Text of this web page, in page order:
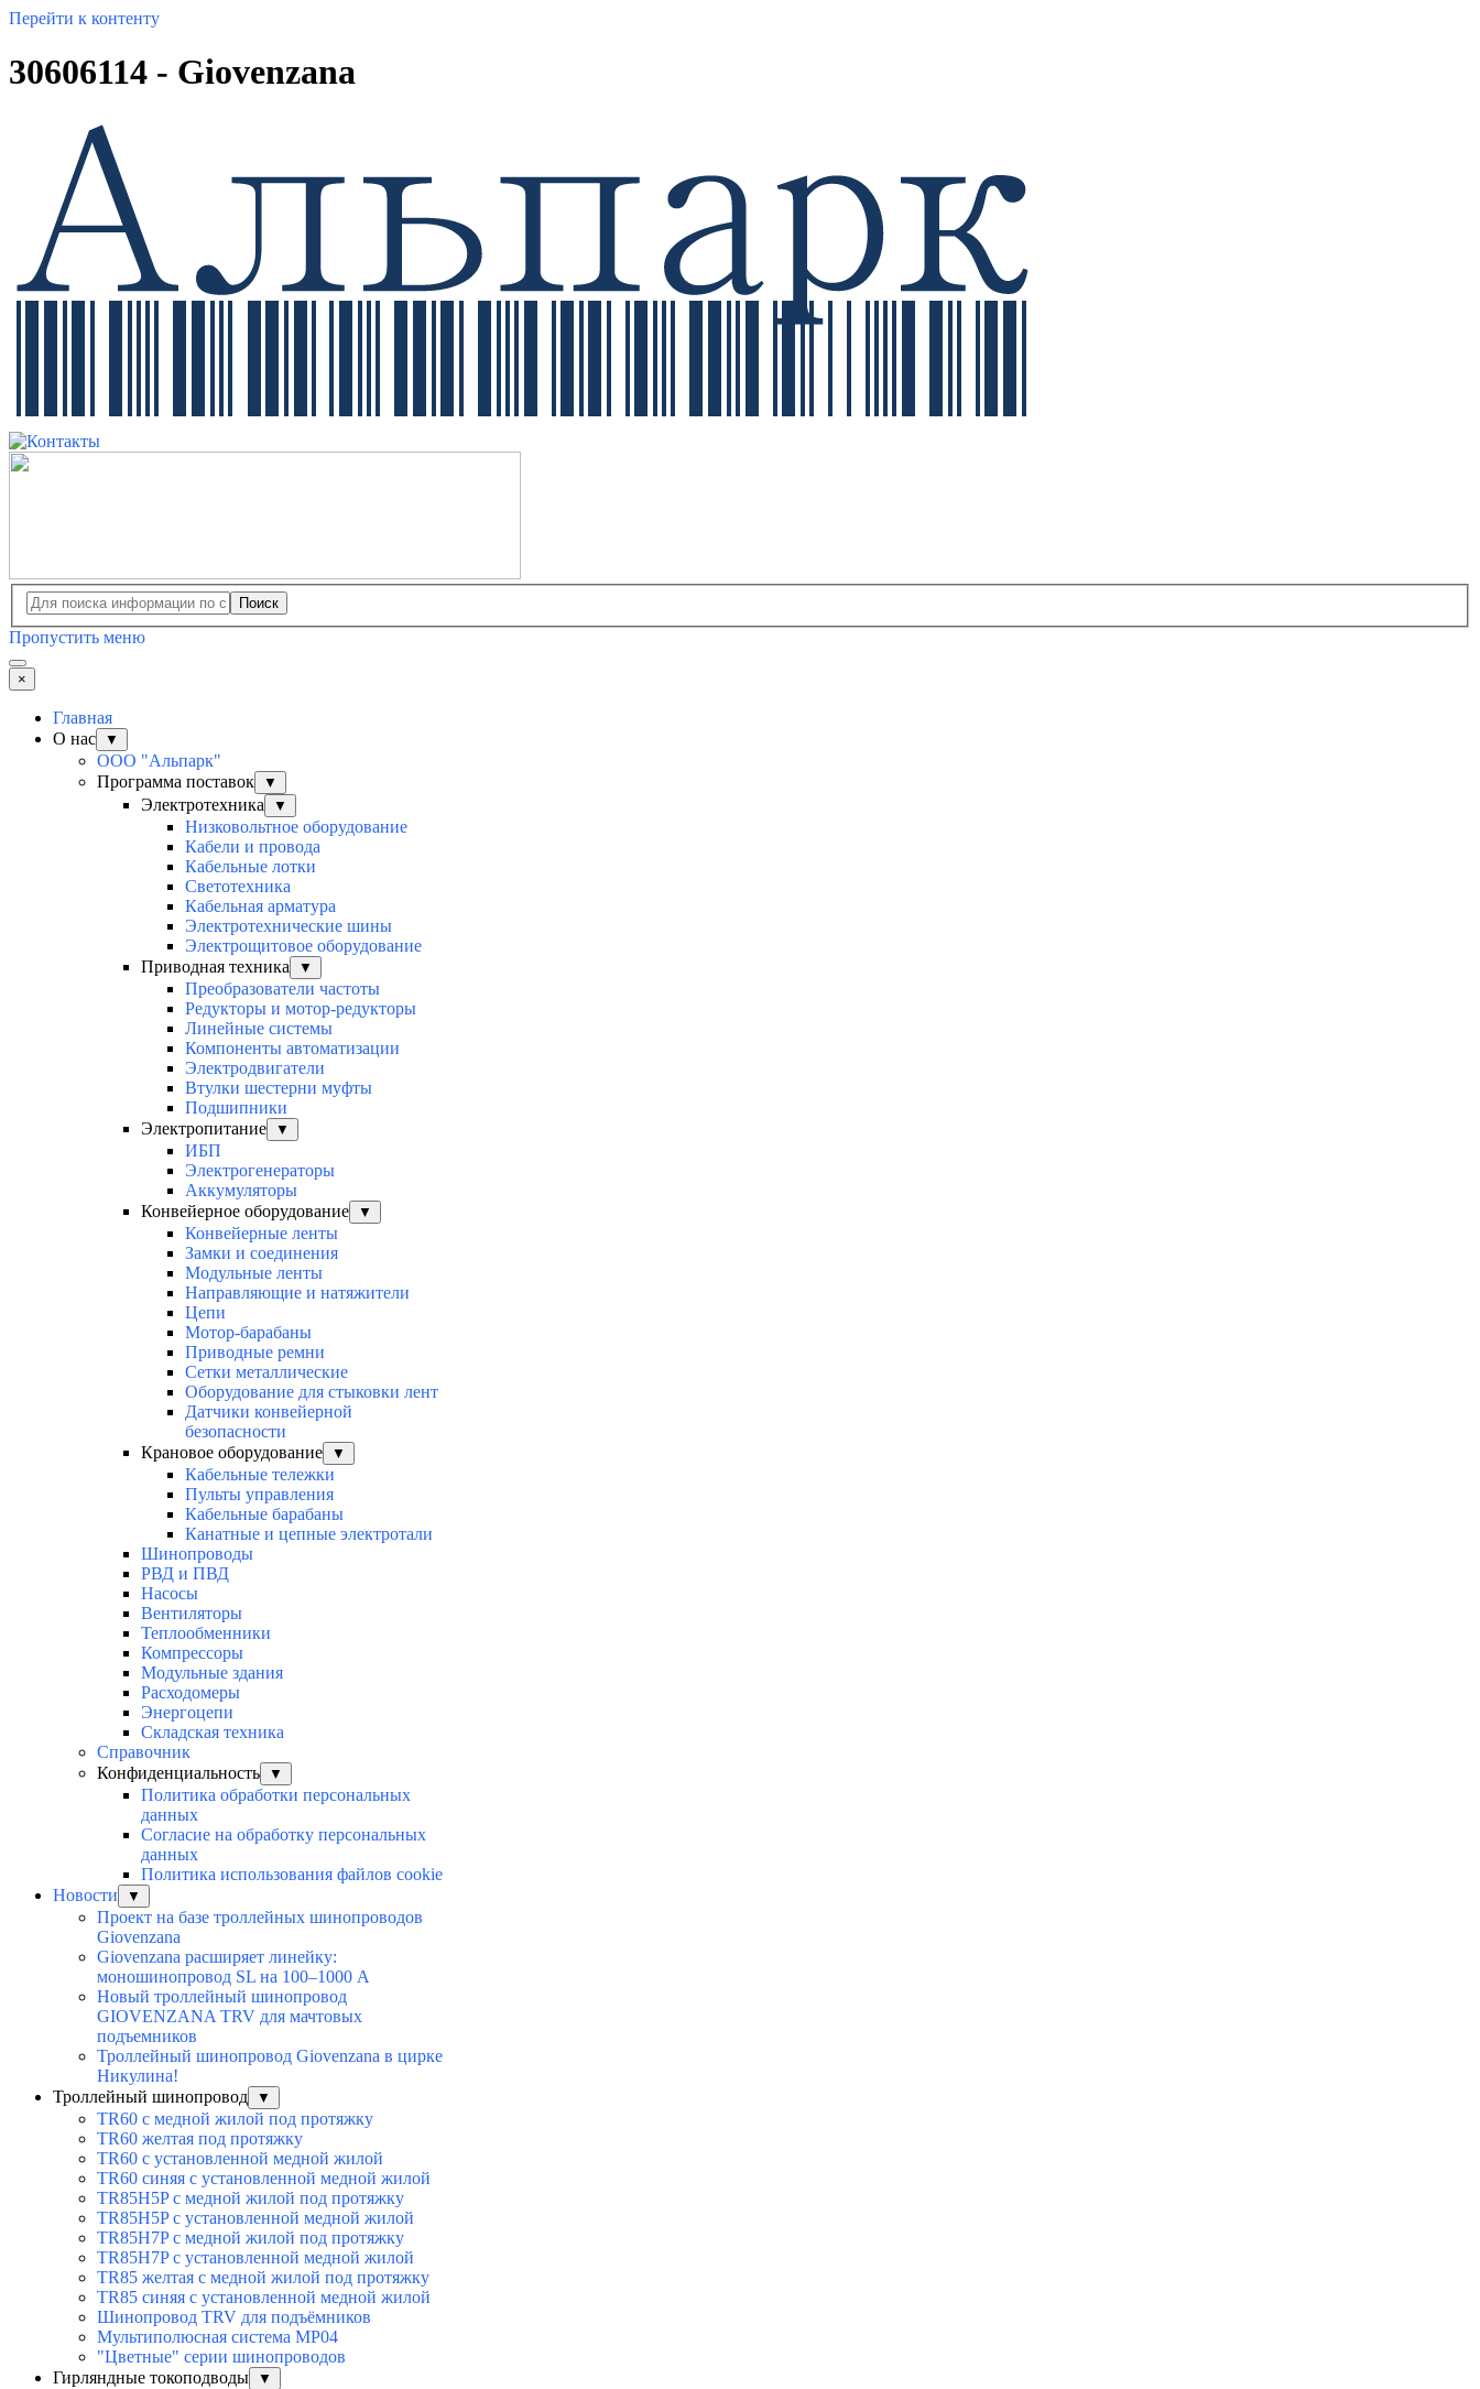
Перейти к контенту
30606114 - Giovenzana
Поиск
Пропустить меню
×
Главная
О нас
▼
ООО "Альпарк"
Программа поставок
▼
Электротехника ▼
Низковольтное оборудование
Кабели и провода
Кабельные лотки
Светотехника
Кабельная арматура
Электротехнические шины
Электрощитовое оборудование
Приводная техника
▼
Преобразователи частоты
Редукторы и мотор-редукторы
Линейные системы
Компоненты автоматизации
Электродвигатели
Втулки шестерни муфты
Подшипники
Электропитание
▼
ИБП
Электрогенераторы
Аккумуляторы
Конвейерное оборудование
▼
Конвейерные ленты
Замки и соединения
Модульные ленты
Направляющие и натяжители
Цепи
Мотор-барабаны
Приводные ремни
Сетки металлические
Оборудование для стыковки лент
Датчики конвейерной
безопасности
Крановое оборудование
▼
Кабельные тележки
Пульты управления
Кабельные барабаны
Канатные и цепные электротали
Шинопроводы
РВД и ПВД
Насосы
Вентиляторы
Теплообменники
Компрессоры
Модульные здания
Расходомеры
Энергоцепи
Складская техника
Справочник
Конфиденциальность
▼
Политика обработки персональных
данных
Согласие на обработку персональных
данных
Политика использования файлов cookie
Новости
▼
Проект на базе троллейных шинопроводов
Giovenzana
Giovenzana расширяет линейку:
моношинопровод SL на 100–1000 А
Новый троллейный шинопровод
GIOVENZANA TRV для мачтовых
подъемников
Троллейный шинопровод Giovenzana в цирке
Никулина!
Троллейный шинопровод
▼
TR60 с медной жилой под протяжку
TR60 желтая под протяжку
TR60 с установленной медной жилой
TR60 синяя с установленной медной жилой
TR85H5P с медной жилой под протяжку
TR85H5P с установленной медной жилой
TR85H7P с медной жилой под протяжку
TR85H7P с установленной медной жилой
TR85 желтая с медной жилой под протяжку
TR85 синяя с установленной медной жилой
Шинопровод TRV для подъёмников
Мультиполюсная система MP04
"Цветные" серии шинопроводов
Гирляндные токоподводы
▼